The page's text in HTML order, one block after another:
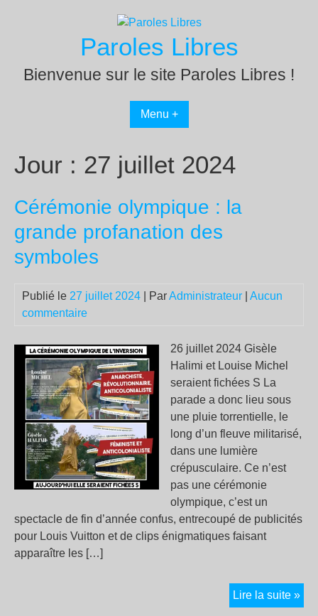
Paroles Libres
Bienvenue sur le site Paroles Libres !
Menu +
Jour : 27 juillet 2024
Cérémonie olympique : la
grande profanation des
symboles
Publié le 27 juillet 2024 | ParAdministrateur
Aucun
commentaire
26 juillet 2024 Gisèle
Halimi et Louise Michel
seraient fichées S La
parade a donc lieu sous
une pluie torrentielle, le
long d’un fleuve militarisé,
dans une lumière
crépusculaire. Ce n’est
pas une cérémonie
olympique, c’est un
spectacle de fin d’année confus, entrecoupé de publicités
pour Louis Vuitton et de clips énigmatiques faisant
apparaître les […]
Lire la suite »